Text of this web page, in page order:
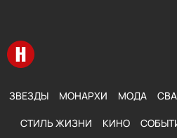
Перейти на главную
ЗВЕЗДЫ МОНАРХИ МОДА
СТИЛЬ ЖИЗНИ КИНО